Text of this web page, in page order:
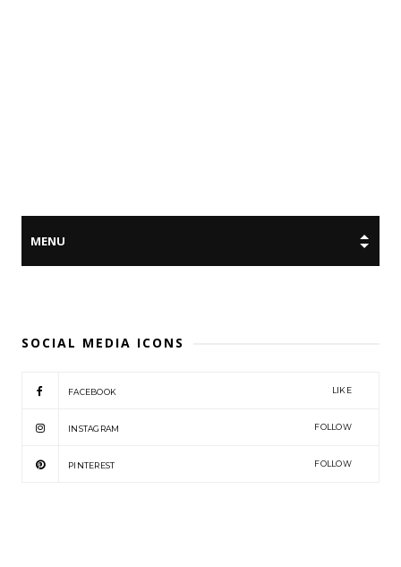
SOCIAL MEDIA ICONS
FACEBOOK LIKE
INSTAGRAM FOLLOW
PINTEREST FOLLOW